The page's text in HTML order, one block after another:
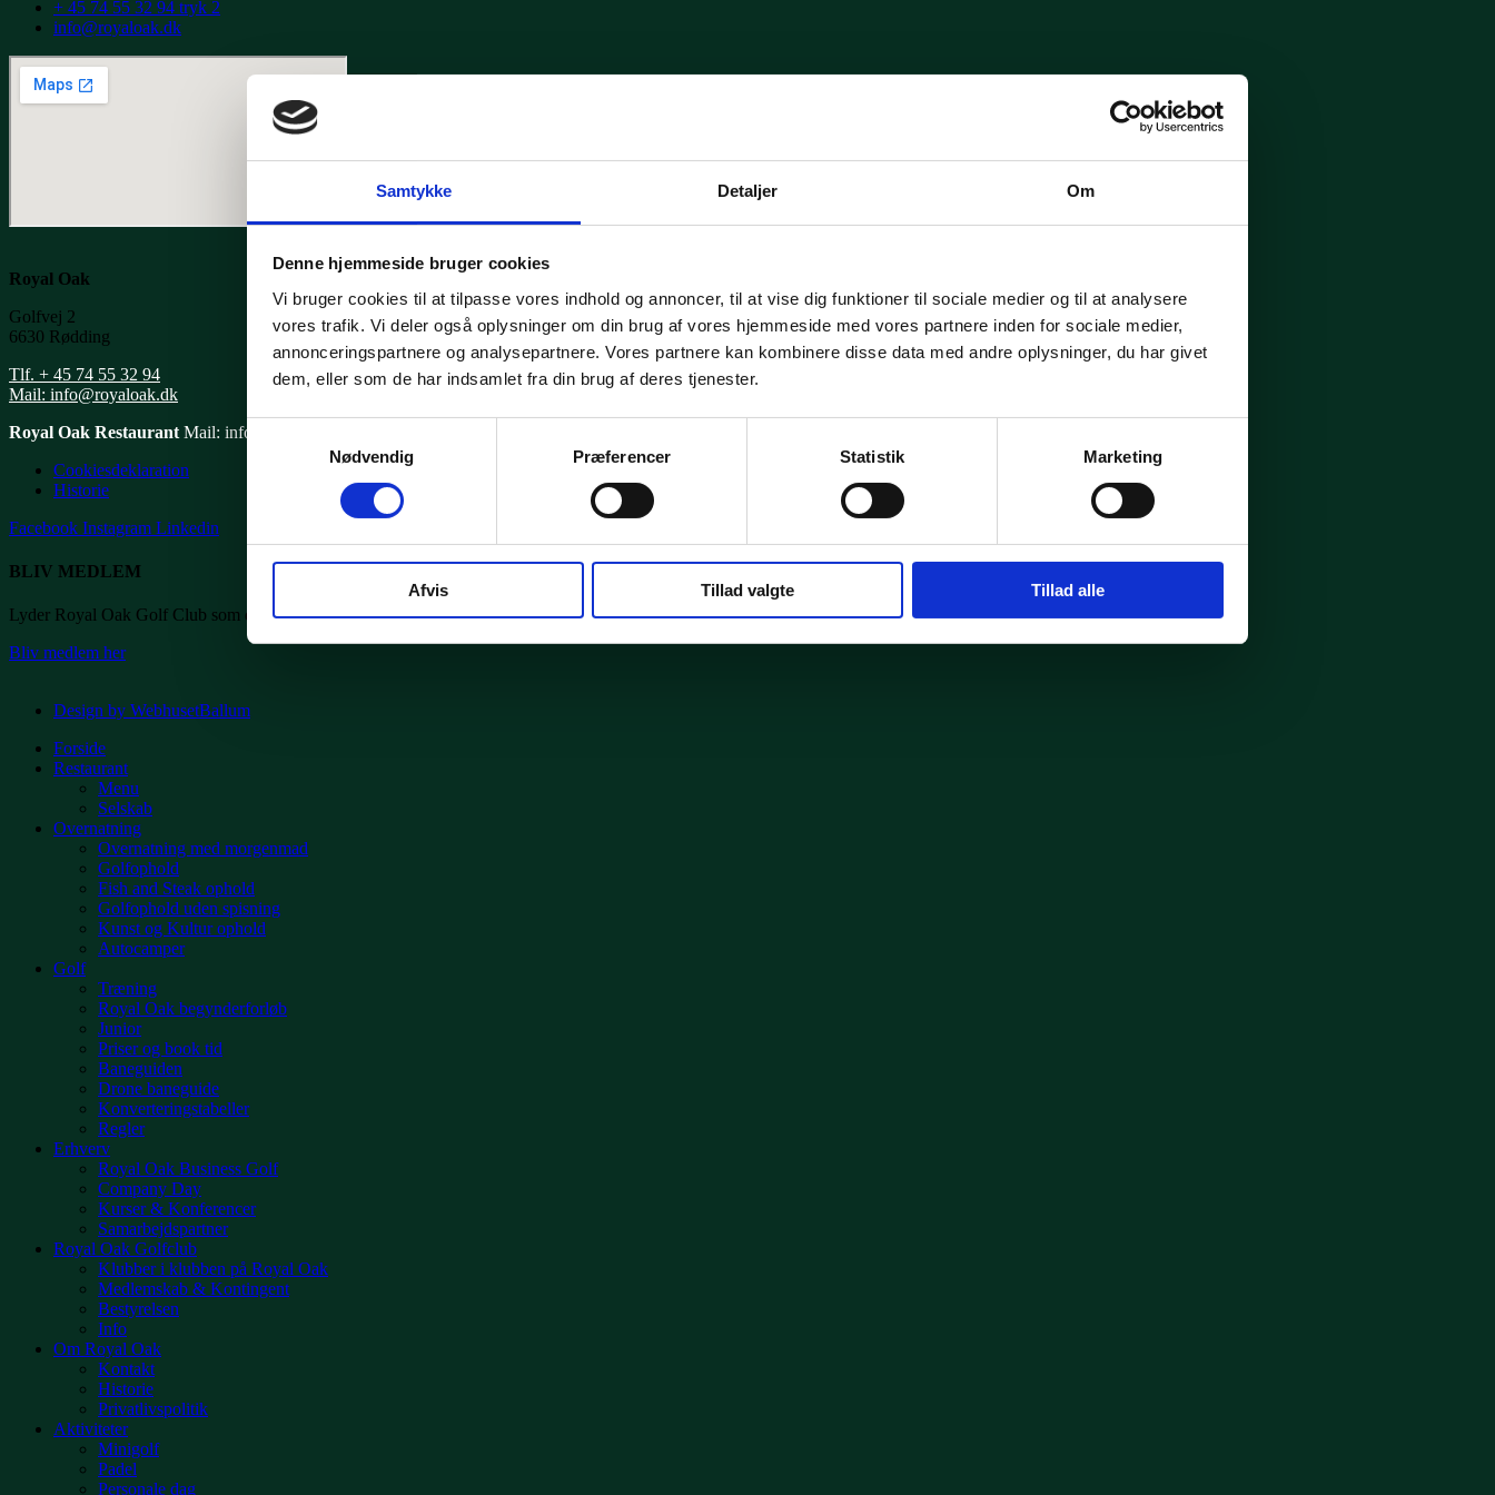
Samtykke Detaljer Om
Denne hjemmeside bruger cookies
Vi bruger cookies til at tilpasse vores indhold og annoncer, til at vise dig funktioner til sociale medier og til at analysere
vores trafik. Vi deler også oplysninger om din brug af vores hjemmeside med vores partnere inden for sociale medier,
annonceringspartnere og analysepartnere. Vores partnere kan kombinere disse data med andre oplysninger, du har givet
dem, eller som de har indsamlet fra din brug af deres tjenester.
Samtykkevalg
Nødvendig
Præferencer Statistik Marketing
Afvis Tillad valgte Tillad alle
+ 45 74 55 32 94 tryk 2
info@royaloak.dk
Royal Oak
Golfvej 2
6630 Rødding
Tlf. + 45 74 55 32 94
Mail: info@royaloak.dk
Royal Oak Restaurant Mail: info
Cookiesdeklaration
Historie
Facebook Instagram Linkedin
BLIV MEDLEM
Lyder Royal Oak Golf Club som din kommende golfklub? Så skriv dig op og få en uforpligtende email med mere information.
Bliv medlem her
Design by WebhusetBallum
Forside
Restaurant
Menu
Selskab
Overnatning
Overnatning med morgenmad
Golfophold
Fish and Steak ophold
Golfophold uden spisning
Kunst og Kultur ophold
Autocamper
Golf
Træning
Royal Oak begynderforløb
Junior
Priser og book tid
Baneguiden
Drone baneguide
Konverteringstabeller
Regler
Erhverv
Royal Oak Business Golf
Company Day
Kurser & Konferencer
Samarbejdspartner
Royal Oak Golfclub
Klubber i klubben på Royal Oak
Medlemskab & Kontingent
Bestyrelsen
Info
Om Royal Oak
Kontakt
Historie
Privatlivspolitik
Aktiviteter
Minigolf
Padel
Personale dag